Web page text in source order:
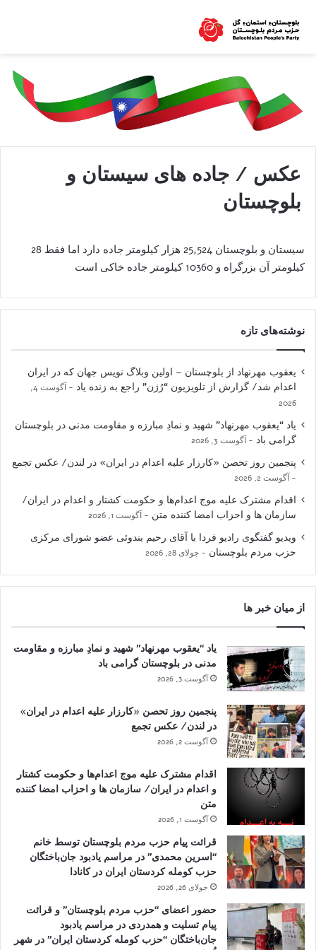
عکس / جاده های سیستان و
بلوچستان
سیستان و بلوچستان 25,524 هزار کیلومتر جاده دارد اما فقط 28
کیلومتر آن بزرگراه و 10360 کیلومتر جاده خاکی است
نوشته‌های تازه
یعقوب مهرنهاد از بلوچستان – اولین وبلاگ نویس جهان که در ایران
اعدام شد/ گزارش از تلویزیون “رُژن” راجع به زنده یاد
آگوست 4,
2026
یاد “یعقوب مهرنهاد” شهید و نمادِ مبارزه و مقاومت مدنی در بلوچستان
گرامی باد
آگوست 3, 2026
پنجمین روز تحصن «کارزار علیه اعدام در ایران» در لندن/ عکس تجمع
آگوست 2, 2026
اقدام مشترک علیه موج اعدام‌ها و حکومت کشتار و اعدام در ایران/
سازمان ها و احزاب امضا کننده متن
آگوست 1, 2026
ویدیو گفتگوی رادیو فردا با آقای رحیم بندوئی عضو شورای مرکزی
حزب مردم بلوچستان
جولای 28, 2026
از میان خبر ها
یاد “یعقوب مهرنهاد” شهید و نمادِ مبارزه و مقاومت
مدنی در بلوچستان گرامی باد
آگوست 3, 2026
پنجمین روز تحصن «کارزار علیه اعدام در ایران»
در لندن/ عکس تجمع
آگوست 2, 2026
اقدام مشترک علیه موج اعدام‌ها و حکومت کشتار
و اعدام در ایران/ سازمان ها و احزاب امضا کننده
متن
آگوست 1, 2026
قرائت پیام حزب مردم بلوچستان توسط خانم
“اسرین محمدی” در مراسم یادبود جان‌باختگان
حزب کومله کردستان ایران در کانادا
جولای 26, 2026
حضور اعضای “حزب مردم بلوچستان” و قرائت
پیام تسلیت و همدردی در مراسم یادبود
جان‌باختگان “حزب کومله کردستان ایران” در شهر